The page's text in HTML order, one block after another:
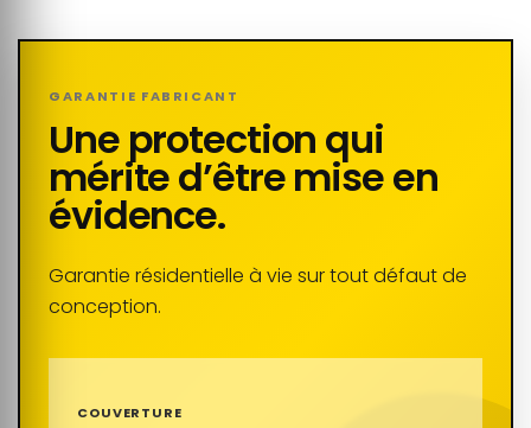
GARANTIE FABRICANT
Une protection qui
mérite d’être mise en
évidence.
Garantie résidentielle à vie sur tout défaut de
conception.
COUVERTURE